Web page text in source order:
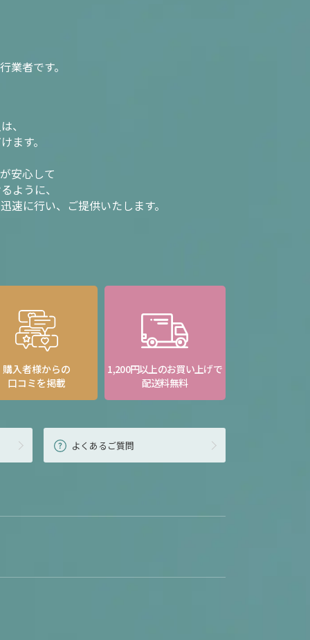
業者です。
、
ます。
安心して
ように、
速に行い、ご提供いたします。
購入者様からの
口コミを掲載
1,200円以上のお買い上げで
配送料無料
よくあるご質問